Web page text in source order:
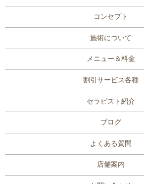
コンセプト
施術について
メニュー＆料金
割引サービス各種
セラピスト紹介
ブログ
よくある質問
店舗案内